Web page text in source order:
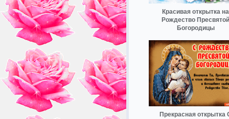
Красивая открытка на
Рождество Пресвятой
Богородицы
Прекрасная открытка